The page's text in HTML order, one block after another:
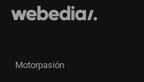
Motorpasión